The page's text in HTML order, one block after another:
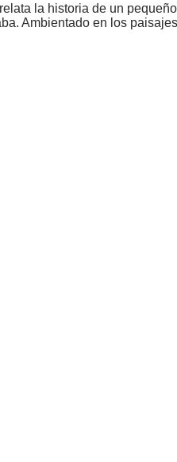
la historia de un
Ambientado en los